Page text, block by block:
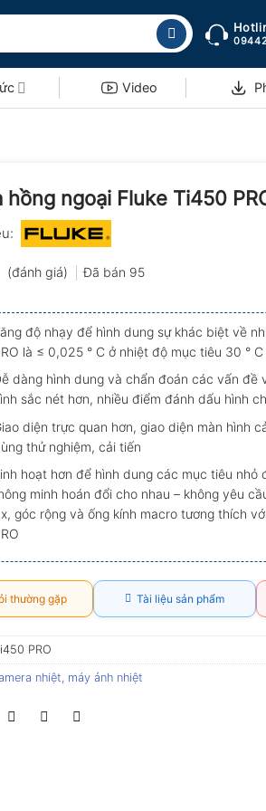
Video
hồng ngoại Fluke Ti450
(đánh giá) Đã bán 95
độ nhạy để hình dung sự khác biệt về
là ≤ 0,025 ° C ở nhiệt độ mục tiêu 30 °
dàng hình dung và chẩn đoán các vấn đề
sắc nét hơn, nhiều điểm đánh dấu hình
diện trực quan hơn, giao diện màn hình
thử nghiệm, cải tiến
hoạt hơn để hình dung các mục tiêu nhỏ
minh hoán đổi cho nhau – không yêu
góc rộng và ống kính macro tương thích
thường gặp Tài liệu sản phẩm
PRO
nhiệt, máy ảnh nhiệt